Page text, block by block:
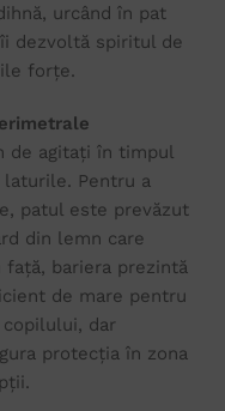
urcând în pat
dezvoltă spiritul de
forțe.
de agitați în timpul
Pentru a
patul este prevăzut
din lemn care
față, bariera prezintă
de mare pentru
dar
protecția în zona